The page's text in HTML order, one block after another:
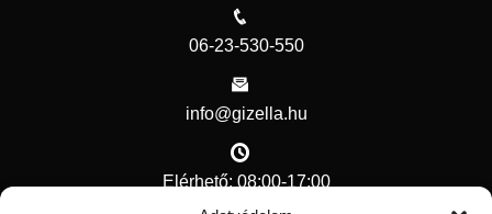
06-23-530-550
info@gizella.hu
Elérhető: 08:00-17:00